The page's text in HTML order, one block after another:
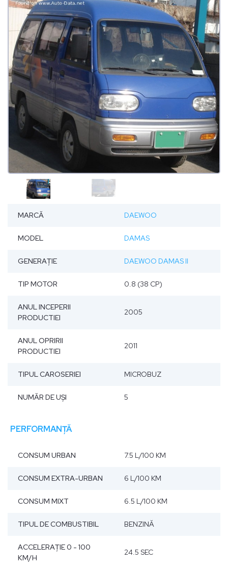
MARCĂ DAEWOO
MODEL DAMAS
GENERAȚIE DAEWOO DAMAS II
TIP MOTOR 0.8 (38 CP)
ANUL INCEPERII
PRODUCTIEI
2005
ANUL OPRIRII
PRODUCTIEI
2011
TIPUL CAROSERIEI MICROBUZ
NUMĂR DE UŞI 5
PERFORMANȚĂ
CONSUM URBAN 7.5 L/100 KM
CONSUM EXTRA-URBAN 6 L/100 KM
CONSUM MIXT 6.5 L/100 KM
TIPUL DE COMBUSTIBIL BENZINĂ
ACCELERAŢIE 0 - 100
KM/H
24.5 SEC